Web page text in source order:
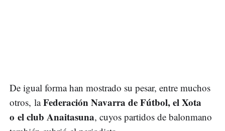
De igual forma han mostrado su pesar, entre muchos
otros, laFederación Navarra de Fútbol, el Xota
o el club Anaitasuna, cuyos partidos de balonmano